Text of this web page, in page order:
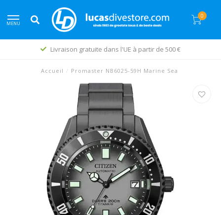
MENU
0
Livraison gratuite dans l'UE à partir de 500 €
Accueil / Promaster NB6025-59H Marine Sea